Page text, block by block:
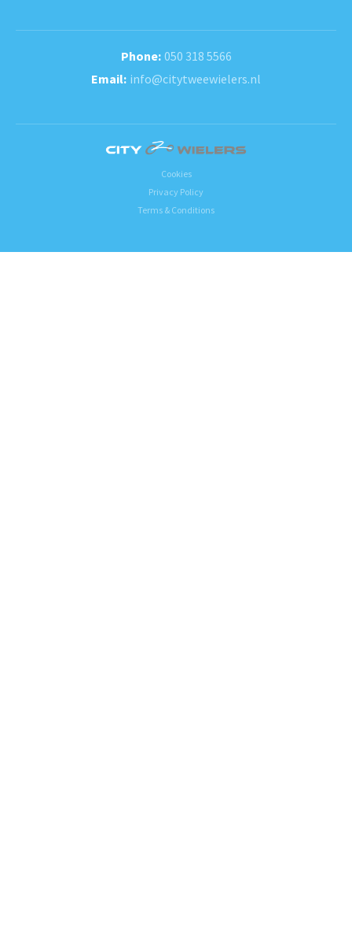
050 318 5566
info@citytweewielers.nl
Cookies
Privacy Policy
Terms & Conditions